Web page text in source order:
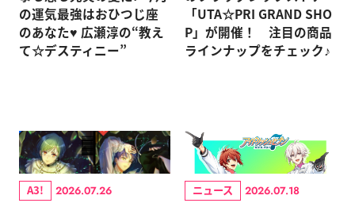
の運気最強はおひつじ座
のあなた♥ 広瀬淳の“教え
て☆デスティニー”
「UTA☆PRI GRAND SHO
P」が開催！ 注目の商品
ラインナップをチェック♪
A3! 2026.07.26 ニュース 2026.07.18